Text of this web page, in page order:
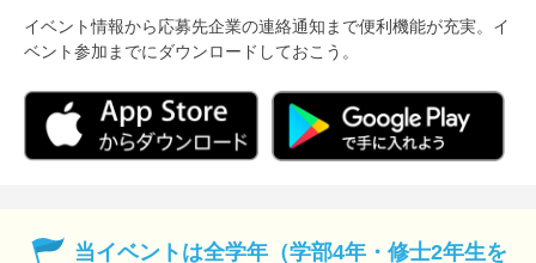
イベント情報から応募先企業の連絡通知まで便利機能が充実。イ
ベント参加までにダウンロードしておこう。
当イベントは全学年（学部4年・修士2年生を